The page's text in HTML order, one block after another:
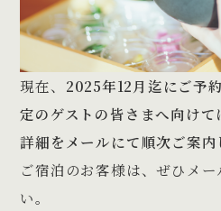
現在、 2025年12月迄にご予
定のゲストの皆さまへ向け
詳細をメールにて順次ご案内
ご宿泊のお客様は、ぜひメ
い。